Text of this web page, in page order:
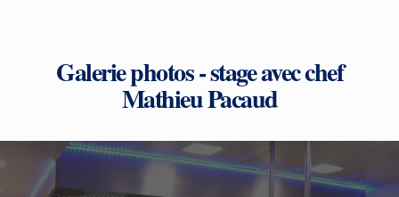
Galerie photos - stage avec chef
Mathieu Pacaud